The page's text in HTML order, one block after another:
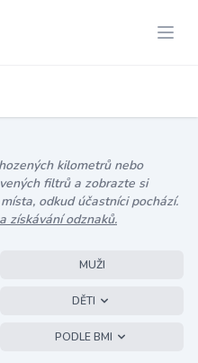
kilometrů nebo
filtrů a zobrazte si
odkud účastníci pochází.
získávání odznaků.
MUŽI
DĚTI
PODLE BMI